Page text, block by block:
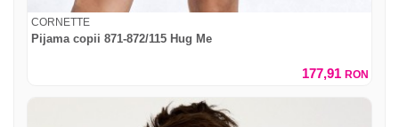
CORNETTE
Pijama copii 871-872/115 Hug Me
177,91 RON